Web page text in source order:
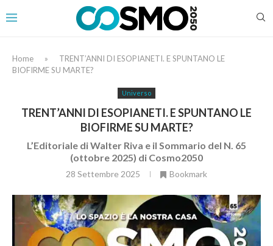
Home »
TRENT’ANNI DI ESOPIANETI. E SPUNTANO LE
BIOFIRME SU MARTE?
Universo
TRENT’ANNI DI ESOPIANETI. E SPUNTANO LE
BIOFIRME SU MARTE?
L’Editoriale di Walter Riva e il Sommario del N. 65
(ottobre 2025) di Cosmo2050
28 Settembre 2025 Bookmark